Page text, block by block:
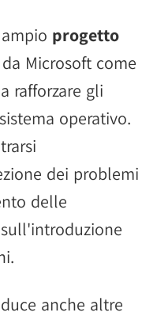
progetto
Microsoft come
rafforzare gli
operativo.
dei problemi
delle
anche altre